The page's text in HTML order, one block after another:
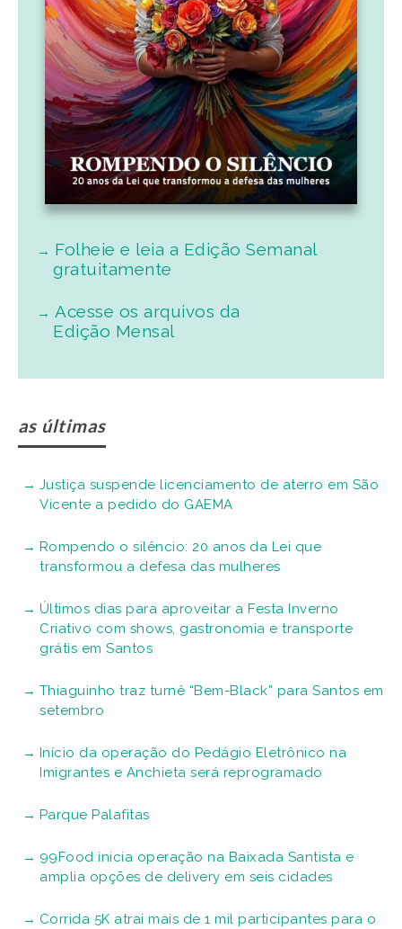
Folheie e leia a Edição Semanal
gratuitamente
Acesse os arquivos da
Edição Mensal
as últimas
Justiça suspende licenciamento de aterro em São
Vicente a pedido do GAEMA
Rompendo o silêncio: 20 anos da Lei que
transformou a defesa das mulheres
Últimos dias para aproveitar a Festa Inverno
Criativo com shows, gastronomia e transporte
grátis em Santos
Thiaguinho traz turnê “Bem-Black” para Santos em
setembro
Início da operação do Pedágio Eletrônico na
Imigrantes e Anchieta será reprogramado
Parque Palafitas
99Food inicia operação na Baixada Santista e
amplia opções de delivery em seis cidades
Corrida 5K atrai mais de 1 mil participantes para o